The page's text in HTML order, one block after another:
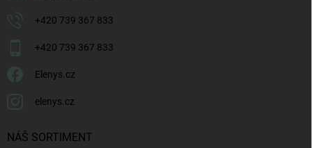
+420 739 367 833
+420 739 367 833
Elenys.cz
elenys.cz
NÁŠ SORTIMENT